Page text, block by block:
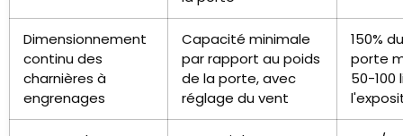
Dimensionnement
continu des
charnières à
engrenages
Capacité minimale
par rapport au poids
de la porte, avec
réglage du vent
150%
porte
50-100